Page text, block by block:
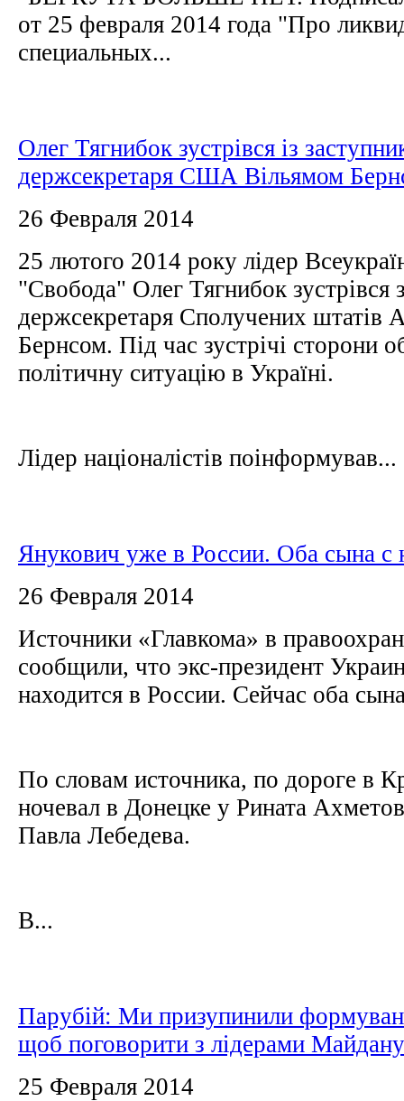
от 25 февраля 2014 года "Про
специальных...
Олег Тягнибок зустрівся із
держсекретаря США Вільямом
26 Февраля 2014
25 лютого 2014 року лідер
"Свобода" Олег Тягнибок зустрівся
держсекретаря Сполучених штатів
Бернсом. Під час зустрічі сторони
політичну ситуацію в Україні.
Лідер націоналістів поінформував...
Янукович уже в России. Оба сына с
26 Февраля 2014
Источники «Главкома» в
сообщили, что экс-президент
находится в России. Сейчас оба
По словам источника, по дороге в
ночевал в Донецке у Рината
Павла Лебедева.
В...
Парубій: Ми призупинили
щоб поговорити з лідерами Майдану
25 Февраля 2014